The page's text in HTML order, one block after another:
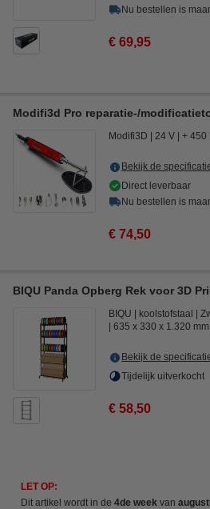
Nu bestellen is
€ 69,95
Modifi3d Pro reparatie-/
Modifi3D 24 V + 450
Bekijk de
Direct leverbaar
Nu bestellen is
€ 74,50
BIQU Panda Opberg Rek voor 3D
BIQU koolstofstaal
635 x 330 x 1.320
Bekijk de
Tijdelijk uitverkocht
€ 58,50
LET OP:
Dit artikel wordt in de 4de week van